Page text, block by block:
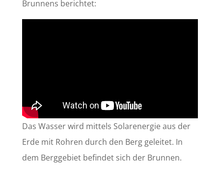
Brunnens berichtet:
Das Wasser wird mittels Solarenergie aus der
Erde mit Rohren durch den Berg geleitet. In
dem Berggebiet befindet sich der Brunnen.